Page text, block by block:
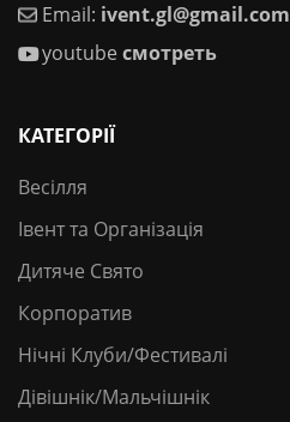
Email: ivent.gl@gmail.com
youtube смотреть
КАТЕГОРІЇ
Весілля
Івент та Організація
Дитяче Свято
Корпоратив
Нічні Клуби/Фестивалі
Дівішнік/Мальчішнік